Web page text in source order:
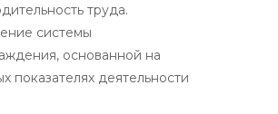
труда.
системы
основанной на
показателях деятельности